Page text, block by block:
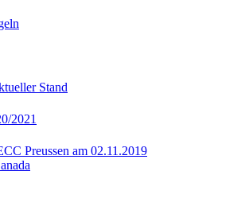
Stand
2021
Preussen am 02.11.2019